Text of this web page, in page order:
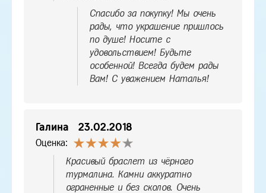
Спасибо за покупку! Мы очень
рады, что украшение пришлось
по душе! Носите с
удовольствием! Будьте
особенной! Всегда будем рады
Вам! С уважением Наталья!
Галина 23.02.2018
Оценка:
Красивый браслет из чёрного
турмалина. Камни аккуратно
ограненные и без сколов. Очень